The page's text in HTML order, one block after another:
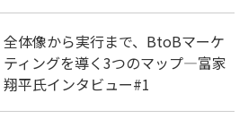
全体像から実行まで、BtoBマーケ
ティングを導く3つのマップ―富家
翔平氏インタビュー#1